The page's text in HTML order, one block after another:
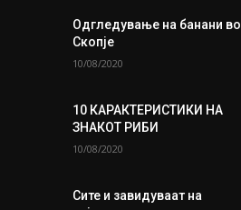
Одгледување на банани во
Скопје
10/08/2020
10 КАРАКТЕРИСТИКИ НА
ЗНАКОТ РИБИ
10/08/2020
Сите и завидуваат на